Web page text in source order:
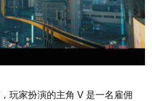
玩家扮演的主角 V 是一名雇佣